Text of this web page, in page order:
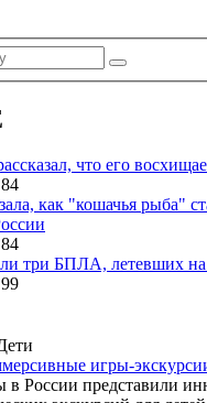
что его
84
как "кошачья рыба"
84
три БПЛА, летевших
99
игры-
России представили